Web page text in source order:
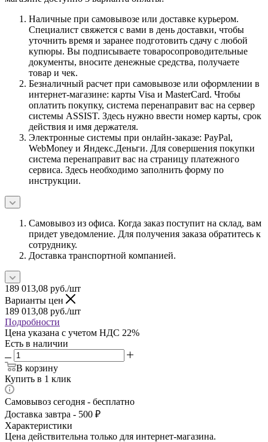
Наличные при самовывозе или доставке курьером.
Специалист свяжется с вами в день доставки, чтобы
уточнить время и заранее подготовить сдачу с любой
купюры. Вы подписываете товаросопроводительные
документы, вносите денежные средства, получаете
товар и чек.
Безналичный расчет при самовывозе или оформлении в
интернет-магазине: карты Visa и MasterCard. Чтобы
оплатить покупку, система перенаправит вас на сервер
системы ASSIST. Здесь нужно ввести номер карты, срок
действия и имя держателя.
Электронные системы при онлайн-заказе: PayPal,
WebMoney и Яндекс.Деньги. Для совершения покупки
система перенаправит вас на страницу платежного
сервиса. Здесь необходимо заполнить форму по
инструкции.
Самовывоз из офиса. Когда заказ поступит на склад, вам
придет уведомление. Для получения заказа обратитесь к
сотруднику.
Доставка транспортной компанией.
189 013,08 руб./шт
Варианты цен
189 013,08 руб./шт
Подробности
Цена указана с учетом НДС 22%
Есть в наличии
В корзину
Купить в 1 клик
Самовывоз сегодня - бесплатно
Доставка завтра - 500 ₽
Характеристики
Цена действительна только для интернет-магазина.